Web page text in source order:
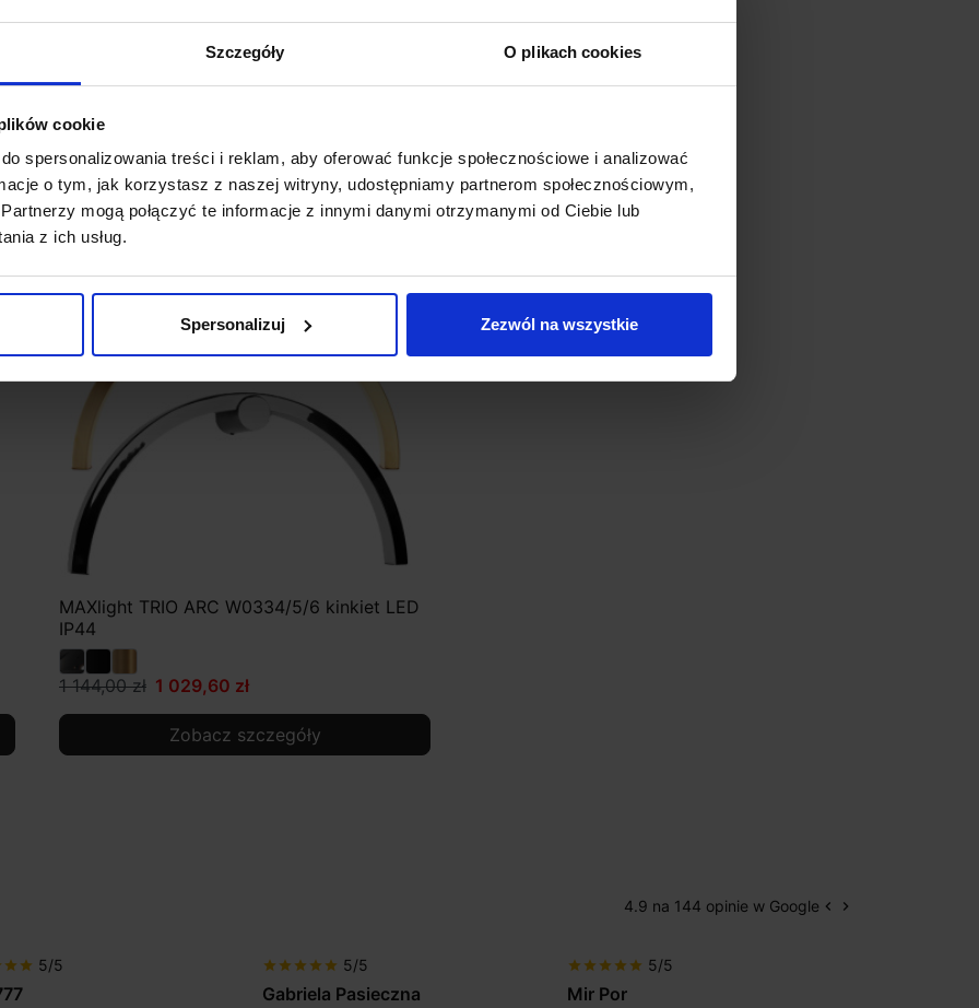
Szczegóły O plikach cookies
cookie
spersonalizowania treści i reklam, aby oferować funkcje społecznościowe i analizować
o tym, jak korzystasz z naszej witryny, udostępniamy partnerom społecznościowym,
mogą połączyć te informacje z innymi danymi otrzymanymi od Ciebie lub
z ich usług.
Spersonalizuj Zezwól na wszystkie
Promocja
MAXlight TRIO ARC W0334/5/6 kinkiet LED
IP44
1 144,00 zł 1 029,60 zł
Zobacz szczegóły
4.9 na 144 opinie w Google Poprzedni
keyboard_arrow_left Następny
keyboard_arrow_right
star star 5/5
Pasieczna
star star star star star 5/5
Mir Por
star star star star star 5/5
Patryk123